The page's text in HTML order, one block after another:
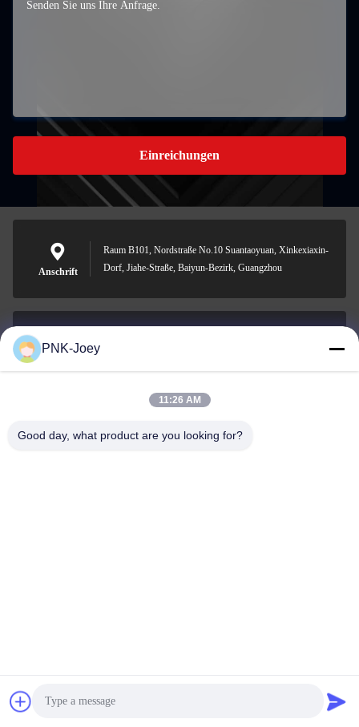
Einreichungen
Anschrift
Raum B101, Nordstraße No.10 Suantaoyuan, Xinkexiaxin-
Dorf, Jiahe-Straße, Baiyun-Bezirk, Guangzhou
E-Mail-Adresse
008613580404923
Guangzhou Xingchao Agriculture Machinery Co., Ltd.
PNK-Joey
11:26 AM
Good day, what product are you looking for?